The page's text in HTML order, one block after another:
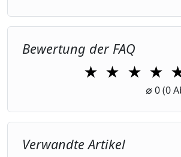
Bewertung der FAQ
★ ★
2 Stars
★
3 Stars
★
4
∅ 0(0
Verwandte Artikel